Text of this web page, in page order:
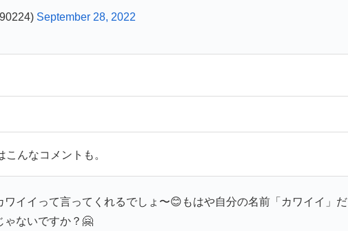
September 28, 2022
んなコメントも。
ワイイって言ってくれるでしょ〜😊もはや自分の名前「カワイイ」だ
ゃないですか？🤗